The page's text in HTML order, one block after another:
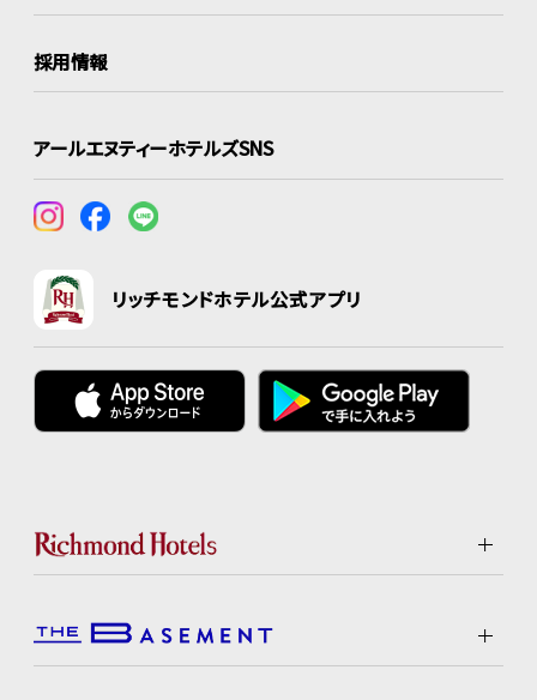
採用情報
アールエヌティーホテルズSNS
リッチモンドホテル公式アプリ